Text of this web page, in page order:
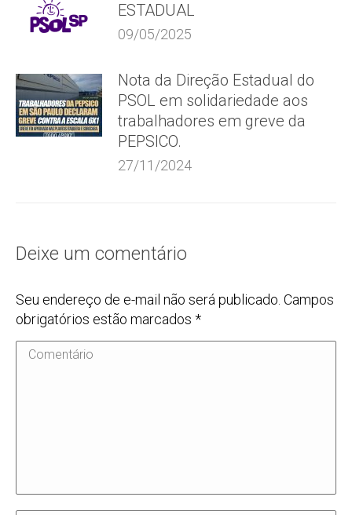
ESTADUAL
09/05/2025
Nota da Direção Estadual do
PSOL em solidariedade aos
trabalhadores em greve da
PEPSICO.
27/11/2024
Deixe um comentário
Seu endereço de e-mail não será publicado. Campos
obrigatórios estão marcados *
Comentário